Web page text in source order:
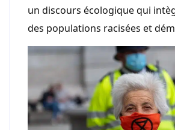
un discours écologique qui
des populations racisées et